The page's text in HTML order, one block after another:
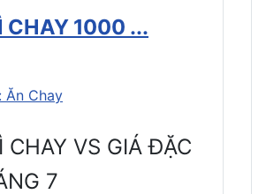
CHAY 1000 ...
Ăn Chay
CHAY VS GIÁ ĐẶC
7